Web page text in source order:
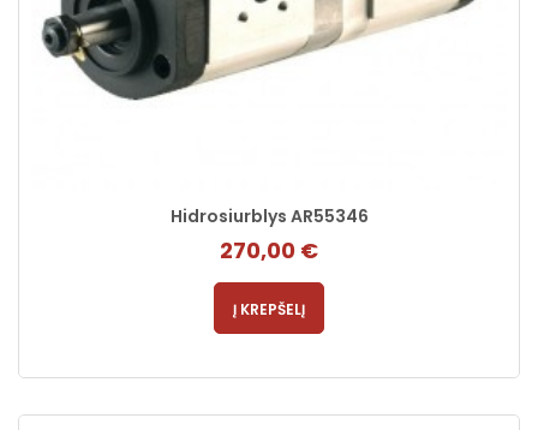
Hidrosiurblys AR55346
270,00 €
Į KREPŠELĮ